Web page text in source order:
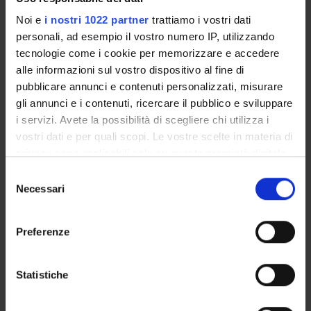
Noi e i nostri 1022 partner trattiamo i vostri dati
personali, ad esempio il vostro numero IP, utilizzando
tecnologie come i cookie per memorizzare e accedere
alle informazioni sul vostro dispositivo al fine di
pubblicare annunci e contenuti personalizzati, misurare
gli annunci e i contenuti, ricercare il pubblico e sviluppare
i servizi. Avete la possibilità di scegliere chi utilizza i
vostri dati e per quali scopi. Le vostre scelte in materia di
modificare o revocare il proprio consenso in qualsiasi
momento dalla Dichiarazione sui cookie o facendo clic
raccogliere informazioni sulla tua posizione
geografica, con un'approssimazione di qualche
delNecessari
Preferenze
Statistiche
Classe di appartenenza : CP - Classe per i Corsi
di Perfezionamento (Ateneo)
Sede : Vicenza
Corso di Perfezionamento e aggiornamento
professionale in Nuovi profili del diritto
Classe di appartenenza : CP - Classe per i Corsi
Sede : Verona
Corso di perfezionamento e aggiornamento